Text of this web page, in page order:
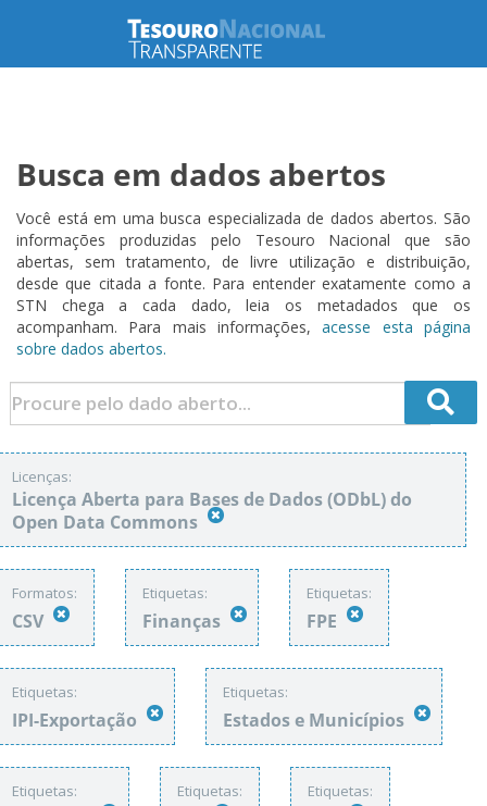
Busca em dados abertos
Você está em uma busca especializada de dados abertos. São
informações produzidas pelo Tesouro Nacional que são
abertas, sem tratamento, de livre utilização e distribuição,
desde que citada a fonte. Para entender exatamente como a
STN chega a cada dado, leia os metadados que os
acompanham. Para mais informações,acesse esta página
sobre dados abertos.
Licenças:
Licença Aberta para Bases de Dados (ODbL) do
Open Data Commons
Formatos:
CSV
Etiquetas:
Finanças
Etiquetas:
FPE
Etiquetas:
IPI-Exportação
Etiquetas:
Estados e Municípios
Etiquetas: Etiquetas: Etiquetas: